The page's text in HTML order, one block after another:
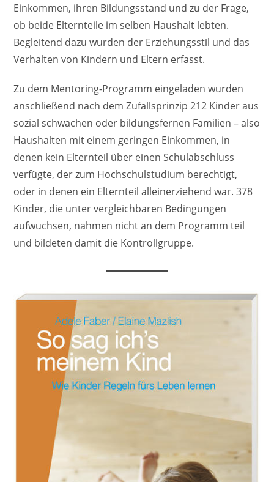
Einkommen, ihren Bildungsstand und zu der Frage,
ob beide Elternteile im selben Haushalt lebten.
Begleitend dazu wurden der Erziehungsstil und das
Verhalten von Kindern und Eltern erfasst.
Zu dem Mentoring-Programm eingeladen wurden
anschließend nach dem Zufallsprinzip 212 Kinder aus
sozial schwachen oder bildungsfernen Familien – also
Haushalten mit einem geringen Einkommen, in
denen kein Elternteil über einen Schulabschluss
verfügte, der zum Hochschulstudium berechtigt,
oder in denen ein Elternteil alleinerziehend war. 378
Kinder, die unter vergleichbaren Bedingungen
aufwuchsen, nahmen nicht an dem Programm teil
und bildeten damit die Kontrollgruppe.